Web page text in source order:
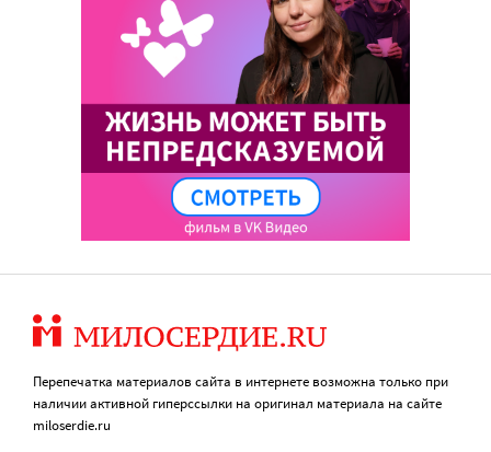
Перепечатка материалов сайта в интернете возможна только при
наличии активной гиперссылки на оригинал материала на сайте
miloserdie.ru